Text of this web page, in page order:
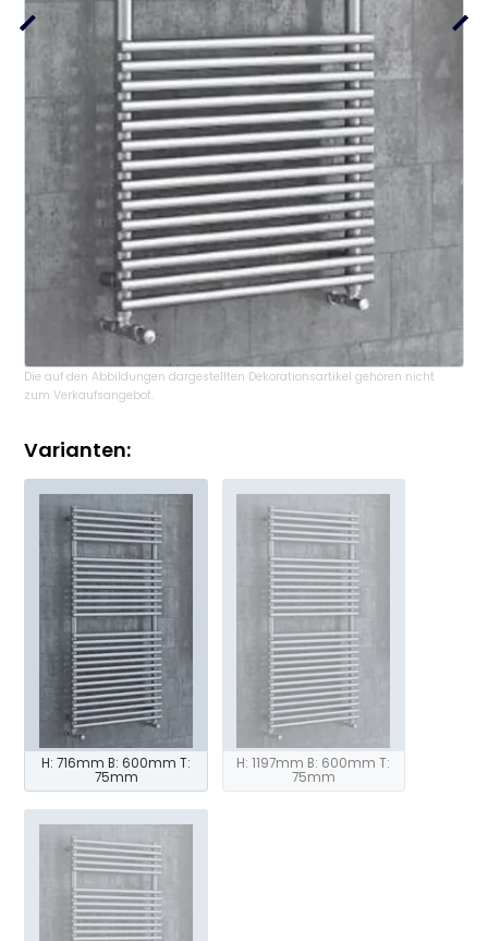
Die auf den Abbildungen dargestellten Dekorationsartikel gehören nicht
zum Verkaufsangebot.
Varianten:
H: 716mm B: 600mm T:
75mm
H: 1197mm B: 600mm T:
75mm